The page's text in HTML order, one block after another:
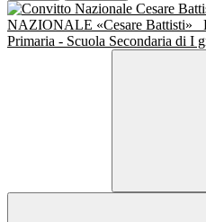
NAZIONALE «Cesare Battisti»
Primaria - Scuola Secondaria di I